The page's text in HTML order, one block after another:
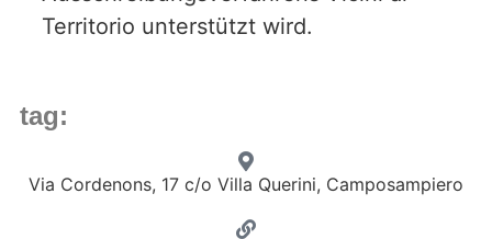
Territorio unterstützt wird.
tag:
Via Cordenons, 17 c/o Villa Querini, Camposampiero